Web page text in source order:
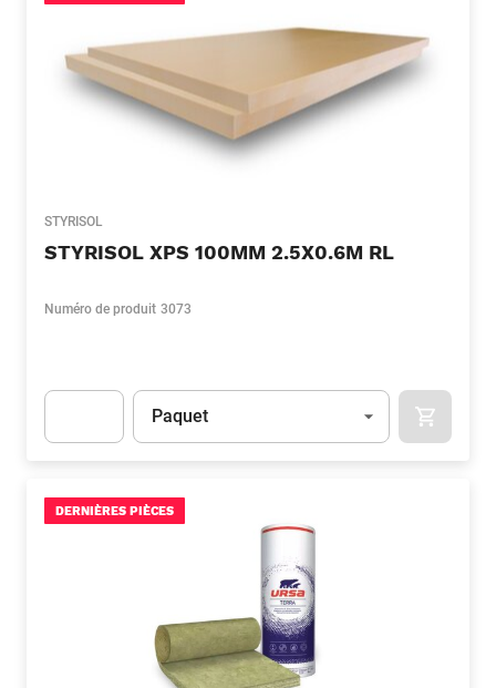
STYRISOL
STYRISOL XPS 100MM 2.5X0.6M RL
Numéro de produit 3073
Unité
Paquet
DERNIÈRES PIÈCES